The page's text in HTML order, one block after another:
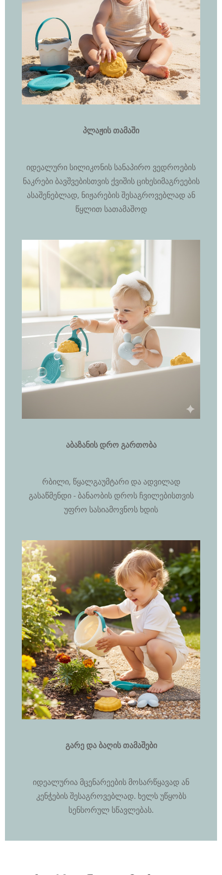
პლაჟის თამაში
იდეალური სილიკონის სანაპირო ვედროების
ნაკრები ბავშვებისთვის ქვიშის ციხესიმაგრეების
ასაშენებლად, ნიჟარების შესაგროვებლად ან
წყლით სათამაშოდ
აბაზანის დრო გართობა
რბილი, წყალგაუმტარი და ადვილად
გასაწმენდი - ბანაობის დროს ჩვილებისთვის
უფრო სასიამოვნოს ხდის
გარე და ბაღის თამაშები
იდეალურია მცენარეების მოსარწყავად ან
კენჭების შესაგროვებლად. ხელს უწყობს
სენსორულ სწავლებას.